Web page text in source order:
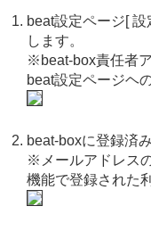
beat設定ページ[
します。
※beat-box責任者
beat設定ページヘ
beat-boxに登録済
※メールアドレス
機能で登録された